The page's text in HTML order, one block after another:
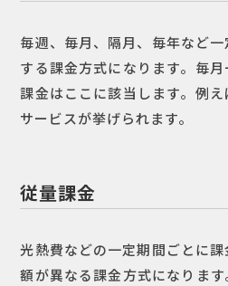
毎週、毎月、隔月、毎年など
する課金方式になります。毎
課金はここに該当します。例
サービスが挙げられます。
従量課金
光熱費などの一定期間ごとに
額が異なる課金方式になりま